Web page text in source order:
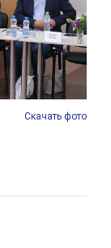
Скачать фото